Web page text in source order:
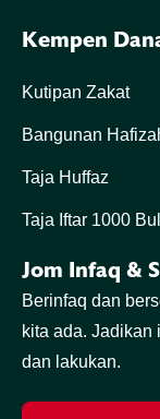
Kempen
Kutipan Zakat
Bangunan
Taja Huffaz
Taja Iftar 1000
Jom Infaq &
Berinfaq dan
kita ada. Jadikan
dan lakukan.